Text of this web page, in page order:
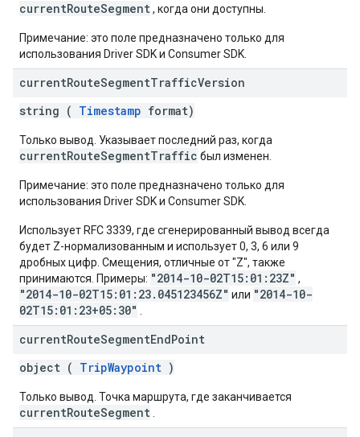
currentRouteSegment, когда они доступны.
Примечание: это поле предназначено только для
использования Driver SDK и Consumer SDK.
currentRouteSegmentTrafficVersion
string ( Timestamp format)
Только вывод. Указывает последний раз, когда
currentRouteSegmentTraffic был изменен.
Примечание: это поле предназначено только для
использования Driver SDK и Consumer SDK.
Использует RFC 3339, где сгенерированный вывод всегда
будет Z-нормализованным и использует 0, 3, 6 или 9
дробных цифр. Смещения, отличные от "Z", также
принимаются. Примеры: "2014-10-02T15:01:23Z" ,
"2014-10-02T15:01:23.045123456Z" или "2014-10-
02T15:01:23+05:30"
currentRouteSegmentEndPoint
object ( TripWaypoint )
Только вывод. Точка маршрута, где заканчивается
currentRouteSegment